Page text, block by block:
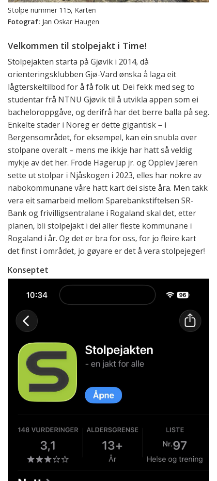
Stolpe nummer 115, Karten
Jan Oskar Haugen
Velkommen til stolpejakt i Time!
Stolpejakten starta på Gjøvik i 2014, då
orienteringsklubben Gjø-Vard ønska å laga eit
lågterskeltilbod for å få folk ut. Dei fekk med seg to
studentar frå NTNU Gjøvik til å utvikla appen som ei
bacheloroppgåve, og derifrå har det berre balla på seg.
Enkelte stader i Noreg er dette gigantisk – i
Bergensområdet, for eksempel, kan ein snubla over
stolpane overalt – mens me ikkje har hatt så veldig
mykje av det her. Frode Hagerup jr. og Opplev Jæren
sette ut stolpar i Njåskogen i 2023, elles har nokre av
nabokommunane våre hatt kart dei siste åra. Men takk
vera eit samarbeid mellom Sparebankstiftelsen SR-
Bank og frivilligsentralane i Rogaland skal det, etter
planen, bli stolpejakt i dei aller fleste kommunane i
Rogaland i år. Og det er bra for oss, for jo fleire kart
det finst i området, jo gøyare er det å vera stolpejeger!
Konseptet